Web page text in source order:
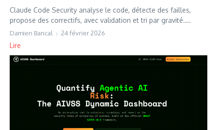
Claude Code Security analyse le code, détecte des failles,
propose des correctifs, avec validation et tri par gravité....
Damien Bancal 24 février 2026
Lire